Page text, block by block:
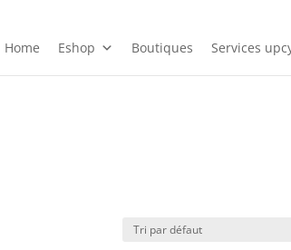
Home Eshop Boutiques Services